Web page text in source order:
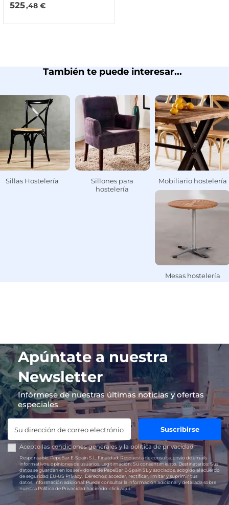
525,48 €
También te puede interesar...
Sillas Hostelería
Sillones para
hostelería
Mobiliario hostelería
Mesas hostelería
Apúntate a nuestra
Newsletter
Infórmese de nuestras últimas noticias y ofertas
especiales
Suscribirse
Acepto las condiciones generales y lapolítica de privacidad
Responsable:PepeBar E-Spain S.L. Finalidad: Respuesta de consulta, envío de emails
informativos, opiniones de usuarios. Legitimación: Su consentimiento. Destinatarios:Sus
datos se guardan en los servidores de PepeBar E-Spain SL y asociados, acogido al acuerdo
de seguridad EU-US Privacy. Derechos: acceder, rectificar, limitar y suprimir tus
datos.Información adicional:Puede consultar la información adicional y detallada sobre
nuestra Política de Privacidad haciendoclick aquí.